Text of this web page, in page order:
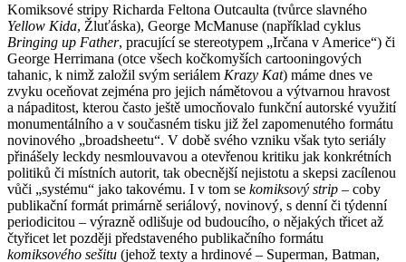
Komiksové stripy Richarda Feltona Outcaulta (tvůrce slavného
Yellow Kida, Žluťáska), George McManuse (například cyklus
Bringing up Father, pracující se stereotypem „Irčana v Americe“) či
George Herrimana (otce všech kočkomyších cartooningových
tahanic, k nimž založil svým seriálem Krazy Kat) máme dnes ve
zvyku oceňovat zejména pro jejich námětovou a výtvarnou hravost
a nápaditost, kterou často ještě umocňovalo funkční autorské využití
monumentálního a v současném tisku již žel zapomenutého formátu
novinového „broadsheetu“. V době svého vzniku však tyto seriály
přinášely leckdy nesmlouvavou a otevřenou kritiku jak konkrétních
politiků či místních autorit, tak obecnější nejistotu a skepsi zacílenou
vůči „systému“ jako takovému. I v tom se komiksový strip – coby
publikační formát primárně seriálový, novinový, s denní či týdenní
periodicitou – výrazně odlišuje od budoucího, o nějakých třicet až
čtyřicet let později představeného publikačního formátu
komiksového sešitu (jehož texty a hrdinové – Superman, Batman,